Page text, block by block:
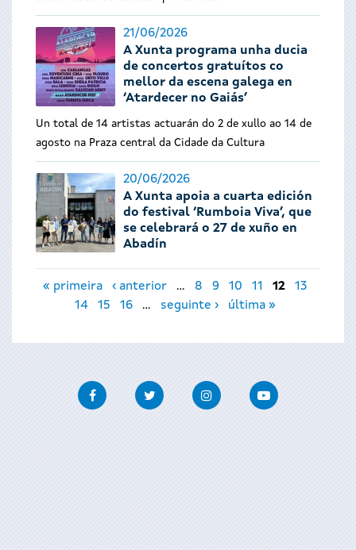
21/06/2026
A Xunta programa unha ducia
de concertos gratuítos co
mellor da escena galega en
‘Atardecer no Gaiás’
Un total de 14 artistas actuarán do 2 de xullo ao 14 de
agosto na Praza central da Cidade da Cultura
20/06/2026
A Xunta apoia a cuarta edición
do festival ‘Rumboia Viva’, que
se celebrará o 27 de xuño en
Abadín
Páxinas
« primeira ‹ anterior … 8 9 10 11 12
13
14
15 16 … seguinte › última »
FacebookTwitter InstagramYoutube